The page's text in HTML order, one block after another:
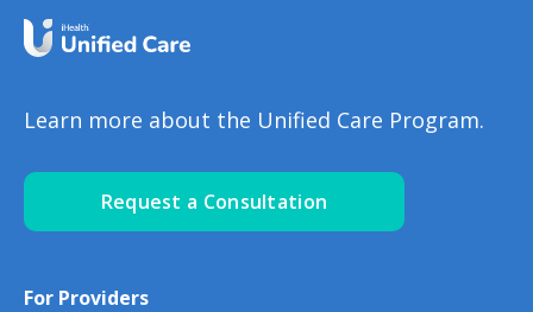
Learn more about the Unified Care Program.
Request a Consultation
For Providers